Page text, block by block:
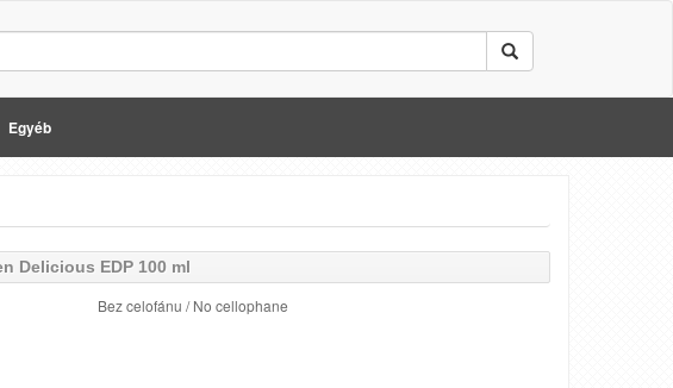
Egyéb
Delicious EDP 100 ml
Bez celofánu / No cellophane